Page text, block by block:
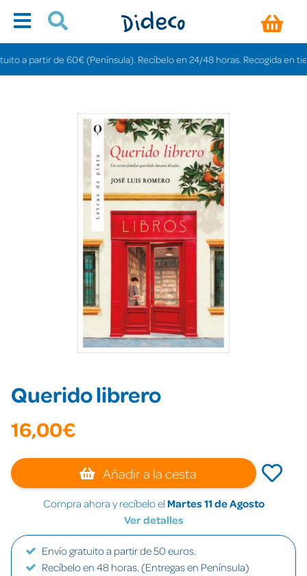
partir de 60€ (Península). Recíbelo en 24/48 horas. Recogida en
Querido librero
16,00€
Añadir a la cesta
Compra ahora y recíbelo el Martes 11 de Agosto
Ver detalles
Envío gratuito a partir de 50 euros.
Recíbelo en 48 horas. (Entregas en Península)